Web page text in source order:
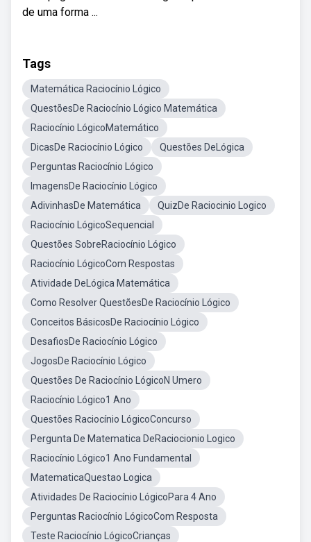
de uma forma ...
Tags
Matemática Raciocínio Lógico
QuestõesDe Raciocínio Lógico Matemática
Raciocínio LógicoMatemático
DicasDe Raciocínio Lógico
Questões DeLógica
Perguntas Raciocínio Lógico
ImagensDe Raciocínio Lógico
AdivinhasDe Matemática
QuizDe Raciocinio Logico
Raciocínio LógicoSequencial
Questões SobreRaciocínio Lógico
Raciocínio LógicoCom Respostas
Atividade DeLógica Matemática
Como Resolver QuestõesDe Raciocínio Lógico
Conceitos BásicosDe Raciocínio Lógico
DesafiosDe Raciocínio Lógico
JogosDe Raciocínio Lógico
Questões De Raciocínio LógicoN Umero
Raciocínio Lógico1 Ano
Questões Raciocínio LógicoConcurso
Pergunta De Matematica DeRaciocionio Logico
Raciocínio Lógico1 Ano Fundamental
MatematicaQuestao Logica
Atividades De Raciocínio LógicoPara 4 Ano
Perguntas Raciocínio LógicoCom Resposta
Teste Raciocínio LógicoCrianças